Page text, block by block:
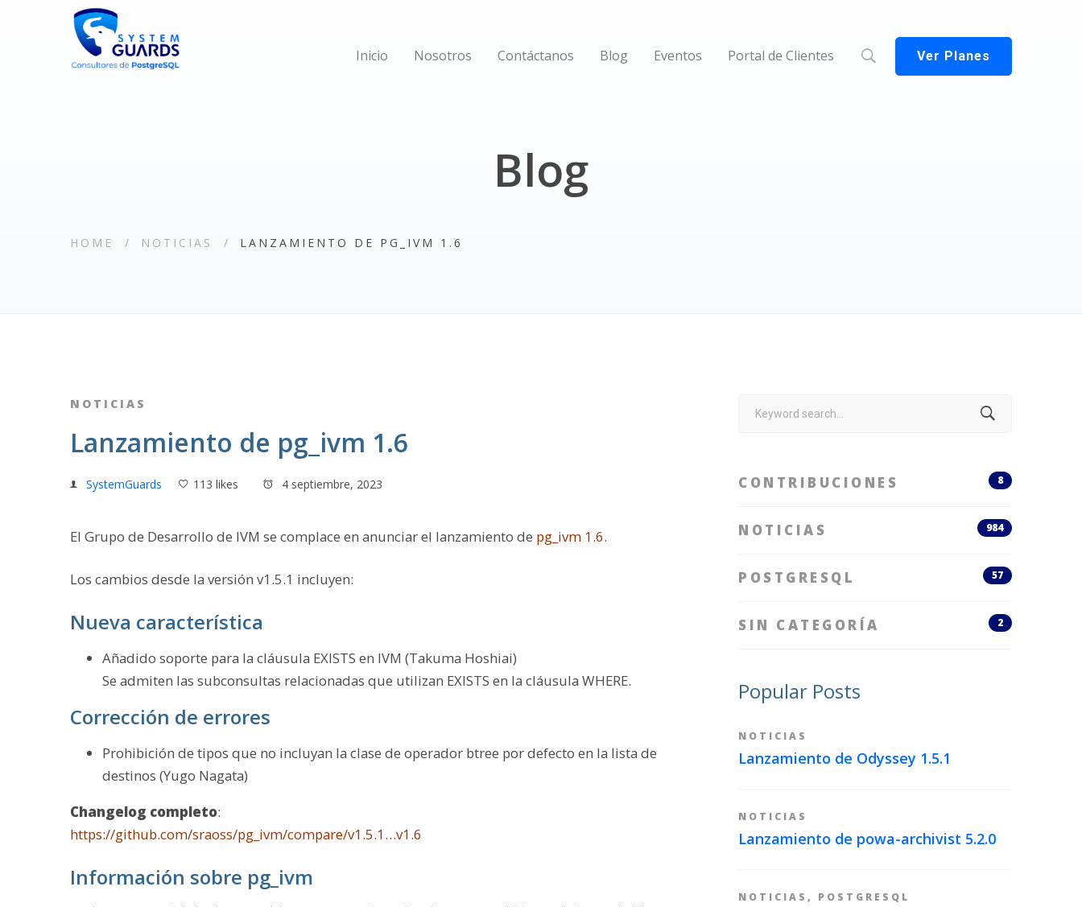
Inicio Nosotros Contáctanos Blog Eventos Portal de Clientes Ver Planes
Blog
HOME NOTICIAS LANZAMIENTO DE PG_IVM 1.6
NOTICIAS
Lanzamiento de pg_ivm 1.6
SystemGuards 113 likes 4 septiembre, 2023
El Grupo de Desarrollo de IVM se complace en anunciar el lanzamiento de pg_ivm 1.6.
Los cambios desde la versión v1.5.1 incluyen:
Nueva característica
Añadido soporte para la cláusula EXISTS en IVM (Takuma Hoshiai)
Se admiten las subconsultas relacionadas que utilizan EXISTS en la cláusula WHERE.
Corrección de errores
Prohibición de tipos que no incluyan la clase de operador btree por defecto en la lista de
destinos (Yugo Nagata)
Changelog completo:
https://github.com/sraoss/pg_ivm/compare/v1.5.1…v1.6
Información sobre pg_ivm
Search
CONTRIBUCIONES 8
NOTICIAS 984
POSTGRESQL 57
SIN CATEGORÍA 2
Popular Posts
NOTICIAS
Lanzamiento de Odyssey 1.5.1
NOTICIAS
Lanzamiento de powa-archivist 5.2.0
NOTICIAS , POSTGRESQL